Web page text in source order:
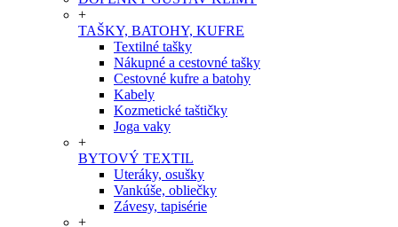
+
TAŠKY, BATOHY, KUFRE
Textilné tašky
Nákupné a cestovné tašky
Cestovné kufre a batohy
Kabely
Kozmetické taštičky
Joga vaky
+
BYTOVÝ TEXTIL
Uteráky, osušky
Vankúše, obliečky
Závesy, tapisérie
+